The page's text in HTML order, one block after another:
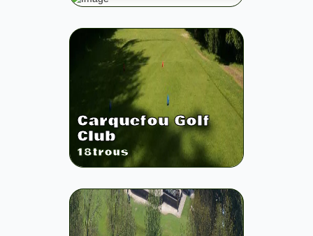
Carquefou Golf
Club
18trous